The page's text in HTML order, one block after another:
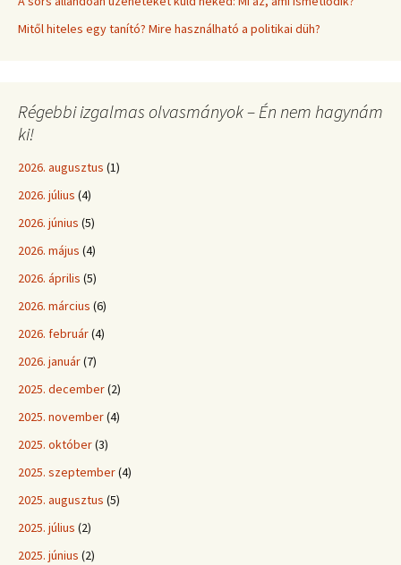
Mitől hiteles egy tanító? Mire használható a politikai düh?
Régebbi izgalmas olvasmányok – Én nem hagynám
ki!
2026. augusztus (1)
2026. július (4)
2026. június (5)
2026. május (4)
2026. április (5)
2026. március (6)
2026. február(4)
2026. január(7)
2025. december(2)
2025. november(4)
2025. október(3)
2025. szeptember(4)
2025. augusztus (5)
2025. július (2)
2025. június (2)